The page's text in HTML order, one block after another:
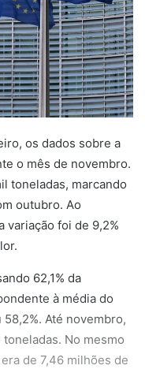
os dados sobre a
o mês de novembro.
toneladas, marcando
outubro. Ao
variação foi de 9,2%
62,1% da
à média do
Até novembro,
No mesmo
de 7,46 milhões de